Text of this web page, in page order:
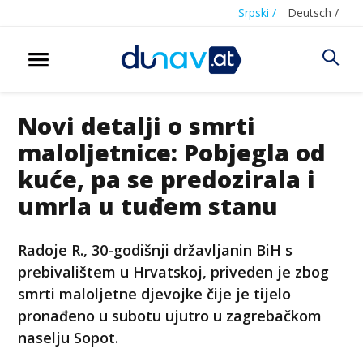
Srpski / Deutsch /
Novi detalji o smrti
maloljetnice: Pobjegla od
kuće, pa se predozirala i
umrla u tuđem stanu
Radoje R., 30-godišnji državljanin BiH s
prebivalištem u Hrvatskoj, priveden je zbog
smrti maloljetne djevojke čije je tijelo
pronađeno u subotu ujutro u zagrebačkom
naselju Sopot.